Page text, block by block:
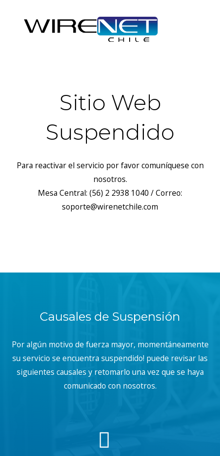
Sitio Web
Suspendido
Para reactivar el servicio por favor comuníquese con
nosotros.
Mesa Central: (56) 2 2938 1040 / Correo:
soporte@wirenetchile.com
Causales de Suspensión
Por algún motivo de fuerza mayor, momentáneamente
su servicio se encuentra suspendido! puede revisar las
siguientes causales y retomarlo una vez que se haya
comunicado con nosotros.